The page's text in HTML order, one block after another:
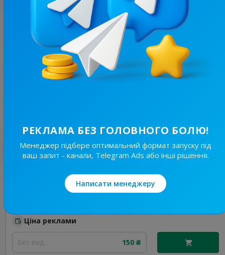
49.5K/
8.3K
НеТруха⚡️ Кременчук| Новини війни.
Новини/ЗМІ, Регіональні
Ціна реклами
Найкращі за темою
19.7K/
3.8K
Новини Львівщини та України
Ціна реклами
Без вид.. 150 ₴
РЕКЛАМА БЕЗ ГОЛОВНОГО БОЛЮ!
Менеджер підбере оптимальний формат запуску під
ваш запит - канали, Telegram Ads або інші рішення.
Написати менеджеру